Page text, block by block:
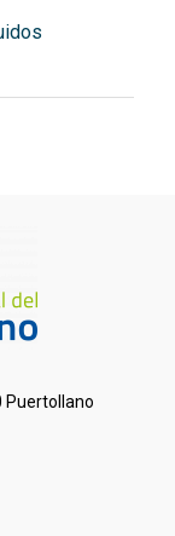
Puertollano